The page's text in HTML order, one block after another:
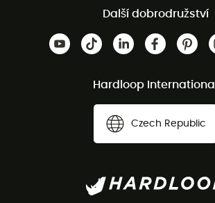
Další dobrodružství
Hardloop International
Czech Republic